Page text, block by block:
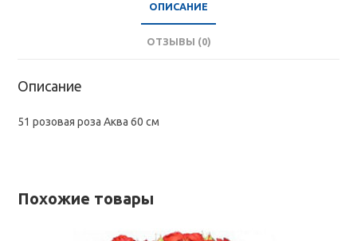
ОПИСАНИЕ
ОТЗЫВЫ (0)
Описание
51 розовая роза Аква 60 см
Похожие товары